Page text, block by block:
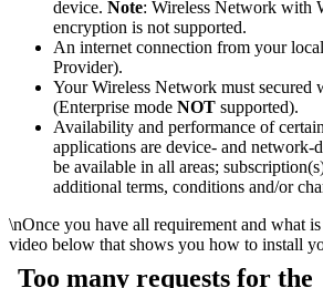
device. Note: Wireless Network with
encryption is not supported.
An internet connection from your
Provider).
Your Wireless Network must
(Enterprise mode NOT supported).
Availability and performance of
applications are device- and network-
be available in all areas;
additional terms, conditions and/or
\nOnce you have all requirement and what
video below that shows you how to install